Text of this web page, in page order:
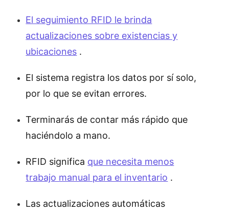
El seguimiento RFID le brinda
actualizaciones sobre existencias y
ubicaciones .
El sistema registra los datos por sí solo,
por lo que se evitan errores.
Terminarás de contar más rápido que
haciéndolo a mano.
RFID significa que necesita menos
trabajo manual para el inventario .
Las actualizaciones automáticas